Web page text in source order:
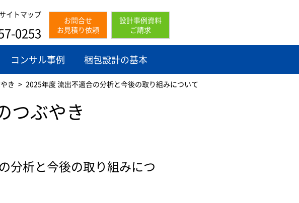
サイトマップ
0253
お問合せ
お見積り依頼
設計事例資料
ご請求
コンサル事例 梱包設計の基本
き 2025年度 流出不適合の分析と今後の取り組みについて
つぶやき
分析と今後の取り組みにつ